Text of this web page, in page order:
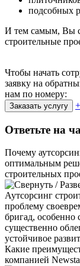
подсобных
И тем самым, Вы
строительные
Чтобы начать
заявку на
нам по номеру:
Заказать услугу
Ответьте на
Почему
оптимальным
строительных
Аутсорсинг
проблему
бригад, особенно
существенно
устойчивое
Какие
компанией